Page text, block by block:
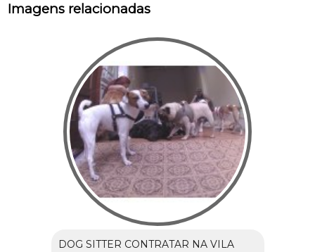
Imagens relacionadas
DOG SITTER CONTRATAR NA VILA